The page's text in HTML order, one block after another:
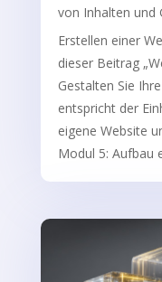
von Inhalten und
Erstellen einer
dieser Beitrag
Gestalten Sie
entspricht der
eigene Website
Modul 5: Aufbau